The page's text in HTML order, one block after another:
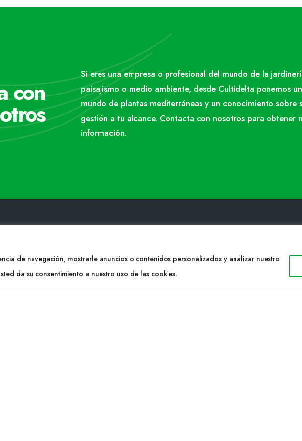
de navegación, mostrarle anuncios o contenidos personalizados y analizar nuestro
da su consentimiento a nuestro uso de las cookies.
con
Si eres una empresa o profesional del mundo de la
paisajismo o medio ambiente, desde Cultidelta ponemos un
mundo de plantas mediterráneas y un conocimiento sobre
gestión a tu alcance. Contacta con nosotros para obtener
información.
CONTACTO
Tel. +34 977053013
WEB